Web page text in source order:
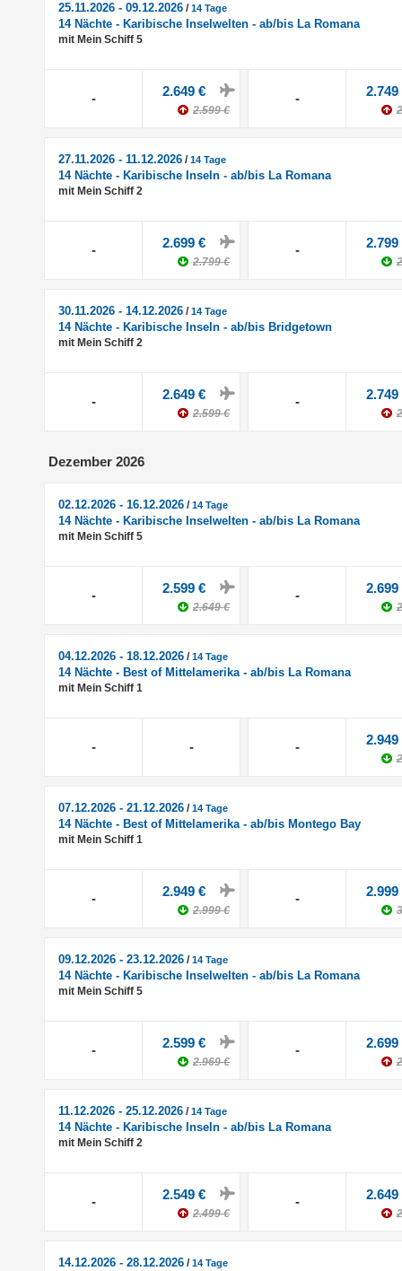
25.11.2026 - 09.12.2026 /14 Tage
14 Nächte - Karibische Inselwelten - ab/bis La Romana
mit Mein Schiff 5
- 2.649 €
2.599 €
- 2.749
27.11.2026 - 11.12.2026 /14 Tage
14 Nächte - Karibische Inseln - ab/bis La Romana
mit Mein Schiff 2
- 2.699 €
2.799 €
- 2.799
30.11.2026 - 14.12.2026 /14 Tage
14 Nächte - Karibische Inseln - ab/bis Bridgetown
mit Mein Schiff 2
- 2.649 €
2.599 €
- 2.749
Dezember 2026
02.12.2026 - 16.12.2026 /14 Tage
14 Nächte - Karibische Inselwelten - ab/bis La Romana
mit Mein Schiff 5
- 2.599 €
2.649 €
- 2.699
04.12.2026 - 18.12.2026 /14 Tage
14 Nächte - Best of Mittelamerika - ab/bis La Romana
mit Mein Schiff 1
- - - 2.949
07.12.2026 - 21.12.2026 /14 Tage
14 Nächte - Best of Mittelamerika - ab/bis Montego Bay
mit Mein Schiff 1
- 2.949 €
2.999 €
- 2.999
09.12.2026 - 23.12.2026 /14 Tage
14 Nächte - Karibische Inselwelten - ab/bis La Romana
mit Mein Schiff 5
- 2.599 €
2.969 €
- 2.699
11.12.2026 - 25.12.2026 /14 Tage
14 Nächte - Karibische Inseln - ab/bis La Romana
mit Mein Schiff 2
- 2.549 €
2.499 €
- 2.649
14.12.2026 - 28.12.2026 /14 Tage